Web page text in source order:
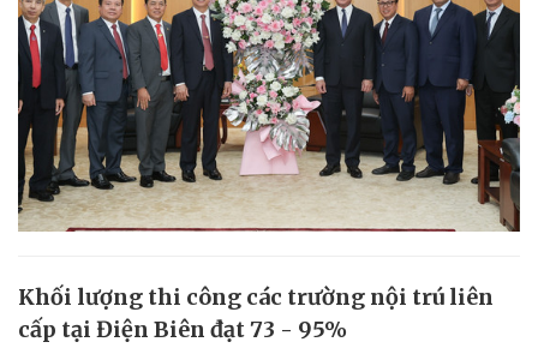
Khối lượng thi công các trường nội trú liên
cấp tại Điện Biên đạt 73 - 95%